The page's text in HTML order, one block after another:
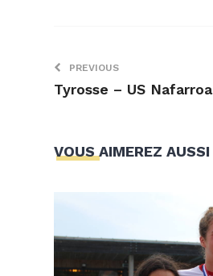
PREVIOUS
Tyrosse – US Nafarroa
VOUS AIMEREZ AUSSI